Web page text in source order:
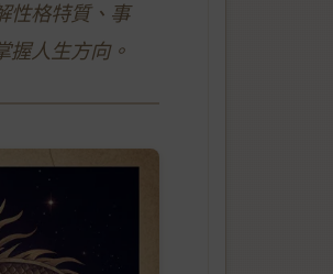
性格特質、事
人生方向。